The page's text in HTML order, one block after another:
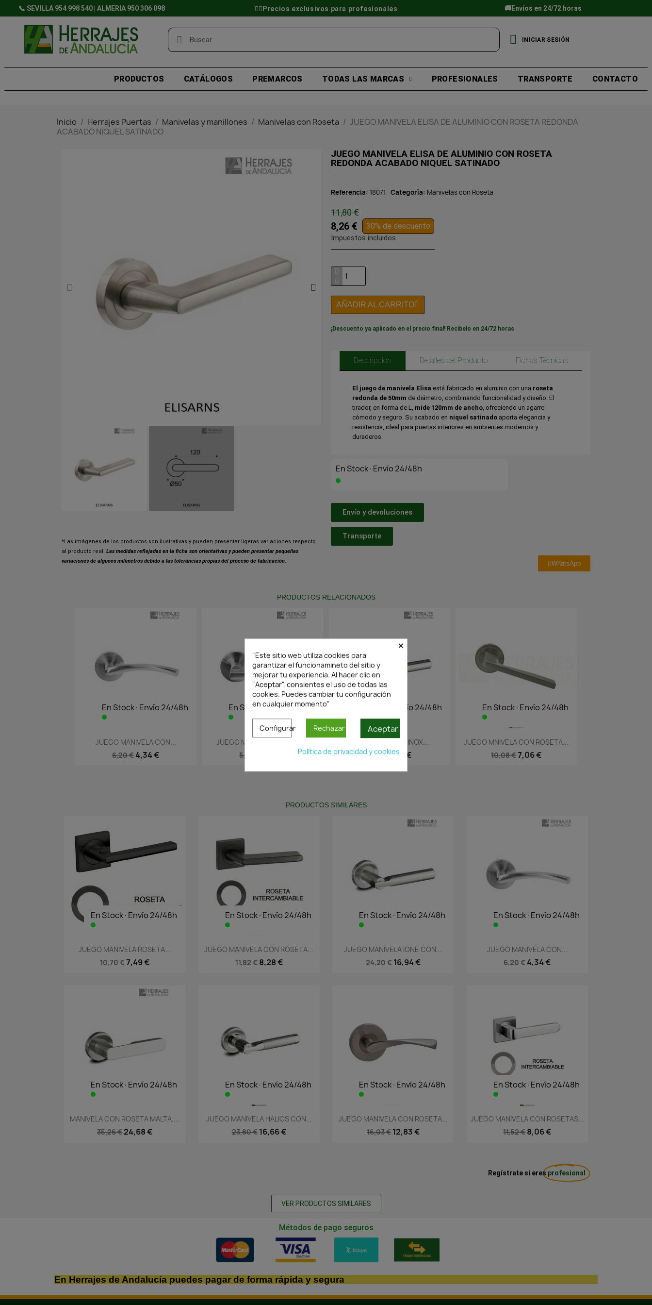
📞 SEVILLA 954 998 540 | ALMERÍA 950 306 098 👷‍♂️Precios exclusivos para profesionales 🚚Envíos en 24/72 horas
INICIAR SESIÓN
PRODUCTOS CATÁLOGOS PREMARCOS TODAS LAS MARCAS PROFESIONALES TRANSPORTE CONTACTO
Inicio Herrajes Puertas Manivelas y manillones Manivelas con Roseta
JUEGO MANIVELA ELISA DE ALUMINIO CON ROSETA REDONDA
ACABADO NIQUEL SATINADO
*Las imágenes de los productos son ilustrativas y pueden presentar ligeras variaciones respecto
al producto real. Las medidas reflejadas en la ficha son orientativas y pueden presentar pequeñas
variaciones de algunos milímetros debido a las tolerancias propias del proceso de fabricación.
JUEGO MANIVELA ELISA DE ALUMINIO CON ROSETA
REDONDA ACABADO NIQUEL SATINADO
Referencia 18071 Categoría Manivelas con Roseta
11,80 €
8,26 € 30% de descuento
Impuestos incluidos
AÑADIR AL CARRITO
¡Descuento ya aplicado en el precio final! Recíbelo en 24/72 horas
Descripción Detalles del Producto Fichas Técnicas
El juego de manivela Elisa está fabricado en aluminio con una roseta
redonda de 50mm de diámetro, combinando funcionalidad y diseño. El
tirador, en forma de L, mide 120mm de ancho, ofreciendo un agarre
cómodo y seguro. Su acabado en níquel satinadoaporta elegancia y
resistencia, ideal para puertas interiores en ambientes modernos y
duraderos.
En Stock·Envío 24/48h
Envío y devoluciones
Transporte
WhatsApp
PRODUCTOS RELACIONADOS
En Stock·Envío 24/48h
 Vista rápida
JUEGO MANIVELA CON...
6,20 € 4,34 €
En Stock·Envío 24/48h
 Vista rápida
JUEGO MANIVELA ROSETA...
5,49 €
En Stock·Envío 24/48h
Vista rápida
MANILLA ROSETA INOX...
9,10 € 6,37 €
En Stock·Envío 24/48h
Vista rápida
JUEGO MNIVELA CON ROSETA...
10,08 €7,06 €
PRODUCTOS SIMILARES
En Stock·Envío 24/48h
Vista rápida
JUEGO MANIVELA ROSETA...
10,70 €7,49 €
En Stock·Envío 24/48h
Vista rápida
JUEGO MANIVELA CON ROSETA...
11,82 € 8,28 €
En Stock·Envío 24/48h
Vista rápida
JUEGO MANIVELA IONE CON...
24,20 € 16,94 €
En Stock·Envío 24/48h
 Vista rápida
JUEGO MANIVELA CON...
6,20 € 4,34 €
En Stock·Envío 24/48h
Vista rápida
MANIVELA CON ROSETA MALTA....
35,26 € 24,68 €
En Stock·Envío 24/48h
Vista rápida
JUEGO MANIVELA HALIOS CON...
23,80 € 16,66 €
En Stock·Envío 24/48h
Vista rápida
JUEGO MANIVELA CON ROSETA...
16,03 € 12,83 €
En Stock·Envío 24/48h
Vista rápida
JUEGO MANIVELA CON ROSETAS...
11,52 € 8,06 €
Regístrate si eres profesional
VER PRODUCTOS SIMILARES
Métodos de pago seguros
En Herrajes de Andalucía puedes pagar de forma rápida y segura
×
"Este sitio web utiliza cookies para
garantizar el funcionamineto del sitio y
mejorar tu experiencia. Al hacer clic en
"Aceptar", consientes el uso de todas las
cookies. Puedes cambiar tu configuración
en cualquier momento"
Configurar Rechazar Aceptar
Política de privacidad y cookies